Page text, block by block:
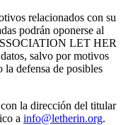
relacionados con su
podrán oponerse al
LET HER
salvo por motivos
defensa de posibles
la dirección del titular
a info@letherin.org.